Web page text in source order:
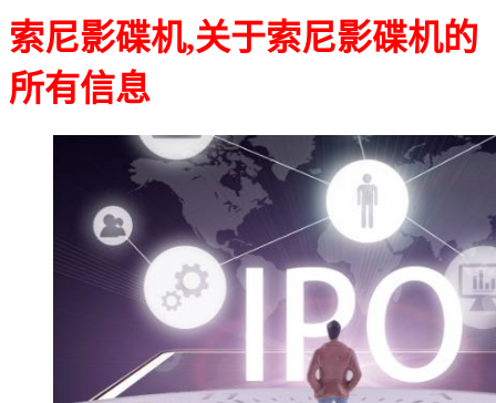
索尼影碟机,关于索尼影碟机的
所有信息